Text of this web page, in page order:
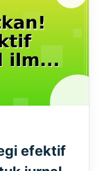
efektif